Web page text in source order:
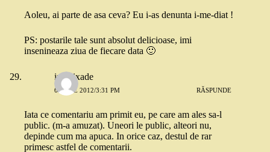
Aoleu, ai parte de asa ceva? Eu i-as denunta i-me-diat !
PS: postarile tale sunt absolut delicioase, imi
insenineaza ziua de fiecare data 🙂
ina bixade
6 IULIE 2012/3:31 PM RĂSPUNDE
Iata ce comentariu am primit eu, pe care am ales sa-l
public. (m-a amuzat). Uneori le public, alteori nu,
depinde cum ma apuca. In orice caz, destul de rar
primesc astfel de comentarii.